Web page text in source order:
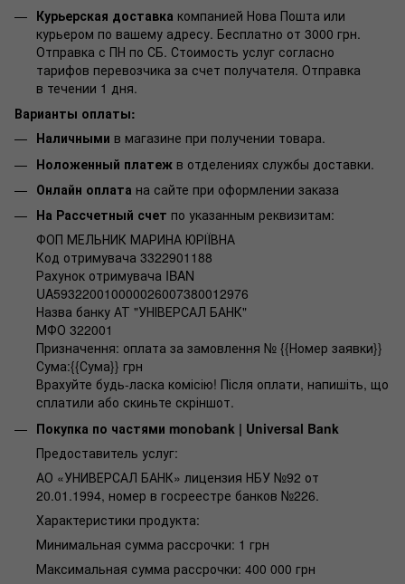
Курьерская доставка компанией Нова Пошта или
курьером по вашему адресу. Бесплатно от 3000 грн.
Отправка с ПН по СБ. Стоимость услуг согласно
тарифов перевозчика за счет получателя. Отправка
в течении 1 дня.
Варианты оплаты:
Наличными в магазине при получении товара.
Ноложенный платеж в отделениях службы доставки.
Онлайн оплата на сайте при оформлении заказа
На Рассчетный счет по указанным реквизитам:
ФОП МЕЛЬНИК МАРИНА ЮРІЇВНА
Код отримувача 3322901188
Рахунок отримувача IBAN
UA593220010000026007380012976
Назва банку АТ "УНІВЕРСАЛ БАНК"
МФО 322001
Призначення: оплата за замовлення № {{Номер заявки}}
Сума:{{Сума}} грн
Врахуйте будь-ласка комісію! Після оплати, напишіть, що
сплатили або скиньте скріншот.
Покупка по частями monobank | Universal Bank
Предоставитель услуг:
АО «УНИВЕРСАЛ БАНК» лицензия НБУ №92 от
20.01.1994, номер в госреестре банков №226.
Характеристики продукта:
Минимальная сумма рассрочки: 1 грн
Максимальная сумма рассрочки: 400 000 грн